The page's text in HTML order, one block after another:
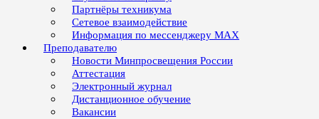
Партнёры техникума
Сетевое взаимодействие
Информация по мессенджеру MAX
Преподавателю
Новости Минпросвещения России
Аттестация
Электронный журнал
Дистанционное обучение
Вакансии